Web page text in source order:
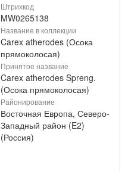
Штрихкод
MW0265138
Название в коллекции
Carex atherodes (Осока
прямоколосая)
Принятое название
Carex atherodes Spreng.
(Осока прямоколосая)
Районирование
Восточная Европа, Северо-
Западный район (E2)
(Россия)